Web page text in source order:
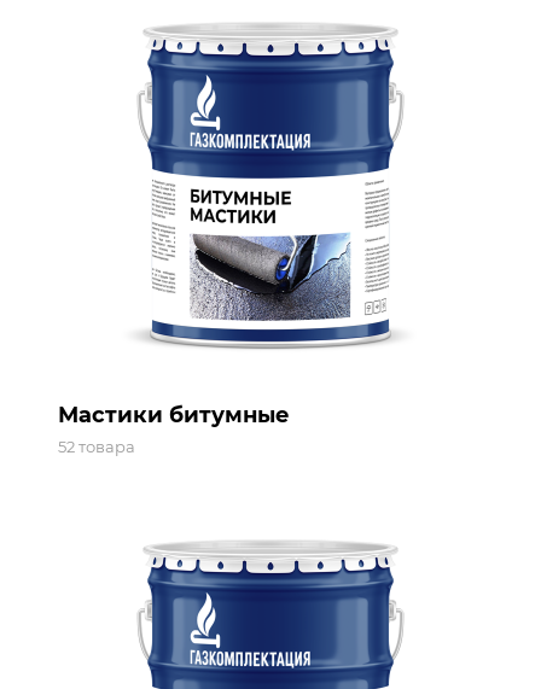
Мастики битумные
52 товара